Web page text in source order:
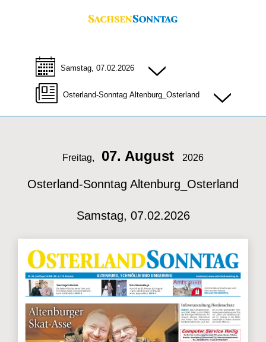
Samstag, 07.02.2026
Osterland-Sonntag Altenburg_Osterland
Freitag, 07. August 2026
Osterland-Sonntag Altenburg_Osterland
Samstag, 07.02.2026